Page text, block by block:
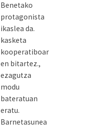
Benetako
protagonista
ikaslea da.
kasketa
kooperatiboar
en bitartez.,
ezagutza
modu
bateratuan
eratu.
Barnetasunea